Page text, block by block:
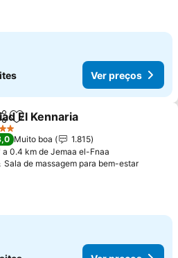
Ver preços
Adicionar aos favoritos
El Kennaria
Muito boa
1.815
a 0.4 km de Jemaa el-Fnaa
Sala de massagem para bem-estar